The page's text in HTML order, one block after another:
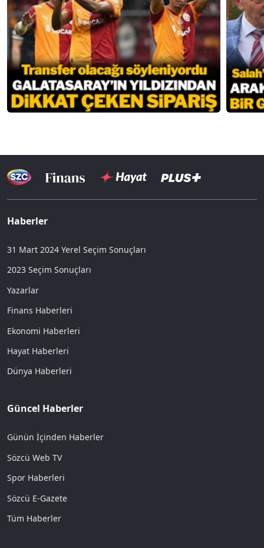
Haberler
31 Mart 2024 Yerel Seçim Sonuçları
2023 Seçim Sonuçları
Yazarlar
Finans Haberleri
Ekonomi Haberleri
Hayat Haberleri
Dünya Haberleri
Güncel Haberler
Günün İçinden Haberler
Sözcü Web TV
Spor Haberleri
Sözcü E-Gazete
Tüm Haberler